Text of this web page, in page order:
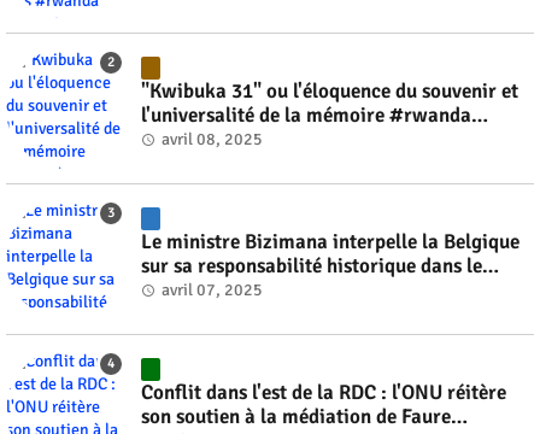
"Kwibuka 31" ou l'éloquence du souvenir et
l'universalité de la mémoire #rwanda
#RwOT
avril 08, 2025
Le ministre Bizimana interpelle la Belgique
sur sa responsabilité historique dans le
génocide #rwanda #RwOT
avril 07, 2025
Conflit dans l'est de la RDC : l'ONU réitère
son soutien à la médiation de Faure